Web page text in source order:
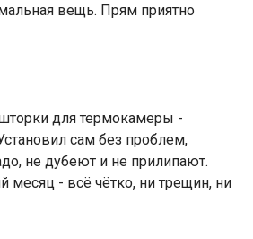
вещь. Прям приятно
для термокамеры -
сам без проблем,
не дубеют и не прилипают.
месяц - всё чётко, ни трещин, ни